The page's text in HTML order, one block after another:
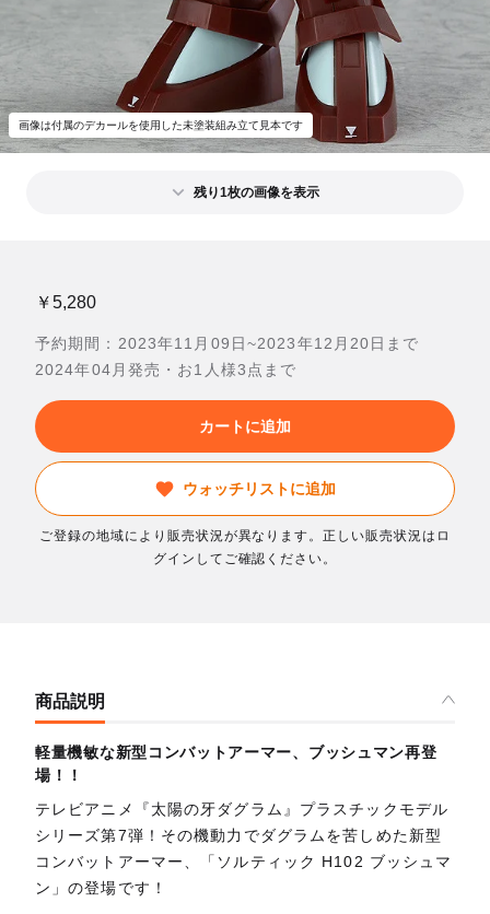
画像は付属のデカールを使用した未塗装組み立て見本です
残り1枚の画像を表示
￥5,280
予約期間：2023年11月09日~2023年12月20日まで
2024年04月発売・お1人様3点まで
カートに追加
ウォッチリストに追加
ご登録の地域により販売状況が異なります。正しい販売状況はロ
グインしてご確認ください。
商品説明
軽量機敏な新型コンバットアーマー、ブッシュマン再登
場！！
テレビアニメ『太陽の牙ダグラム』プラスチックモデル
シリーズ第7弾！その機動力でダグラムを苦しめた新型
コンバットアーマー、「ソルティック H102 ブッシュマ
ン」の登場です！